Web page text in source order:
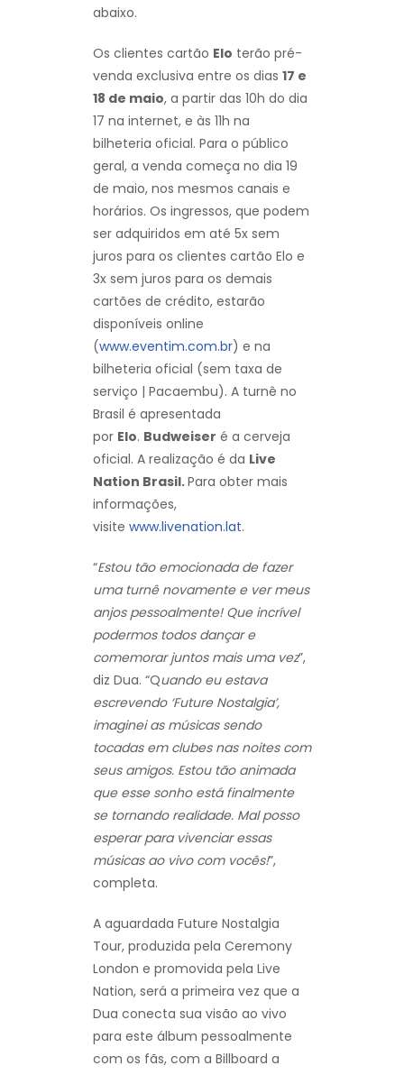
abaixo.
Os clientes cartão Elo terão pré-
venda exclusiva entre os dias 17 e
18 de maio, a partir das 10h do dia
17 na internet, e às 11h na
bilheteria oficial. Para o público
geral, a venda começa no dia 19
de maio, nos mesmos canais e
horários. Os ingressos, que podem
ser adquiridos em até 5x sem
juros para os clientes cartão Elo e
3x sem juros para os demais
cartões de crédito, estarão
disponíveis online
(www.eventim.com.br) e na
bilheteria oficial (sem taxa de
serviço | Pacaembu). A turnê no
Brasil é apresentada
por Elo. Budweiser é a cerveja
oficial. A realização é da Live
Nation Brasil.Para obter mais
informações,
visite www.livenation.lat.
“Estou tão emocionada de fazer
uma turnê novamente e ver meus
anjos pessoalmente! Que incrível
podermos todos dançar e
comemorar juntos mais uma vez”,
diz Dua. “Quando eu estava
escrevendo ‘Future Nostalgia’,
imaginei as músicas sendo
tocadas em clubes nas noites com
seus amigos. Estou tão animada
que esse sonho está finalmente
se tornando realidade. Mal posso
esperar para vivenciar essas
músicas ao vivo com vocês!”,
completa.
A aguardada Future Nostalgia
Tour, produzida pela Ceremony
London e promovida pela Live
Nation, será a primeira vez que a
Dua conecta sua visão ao vivo
para este álbum pessoalmente
com os fãs, com a Billboard a